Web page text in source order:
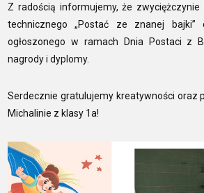
Z radością informujemy, że zwyciężczynie
technicznego „Postać ze znanej bajki”
ogłoszonego w ramach Dnia Postaci z
nagrody i dyplomy.
Serdecznie gratulujemy kreatywności oraz
Michalinie z klasy 1a!